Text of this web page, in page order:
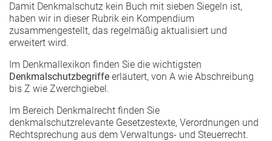
Damit Denkmalschutz kein Buch mit sieben Siegeln ist,
haben wir in dieser Rubrik ein Kompendium
zusammengestellt, das regelmäßig aktualisiert und
erweitert wird.
Im Denkmallexikon finden Sie die wichtigsten
Denkmalschutzbegriffe erläutert, von A wie Abschreibung
bis Z wie Zwerchgiebel.
Im Bereich Denkmalrecht finden Sie
denkmalschutzrelevante Gesetzestexte, Verordnungen und
Rechtsprechung aus dem Verwaltungs- und Steuerrecht.